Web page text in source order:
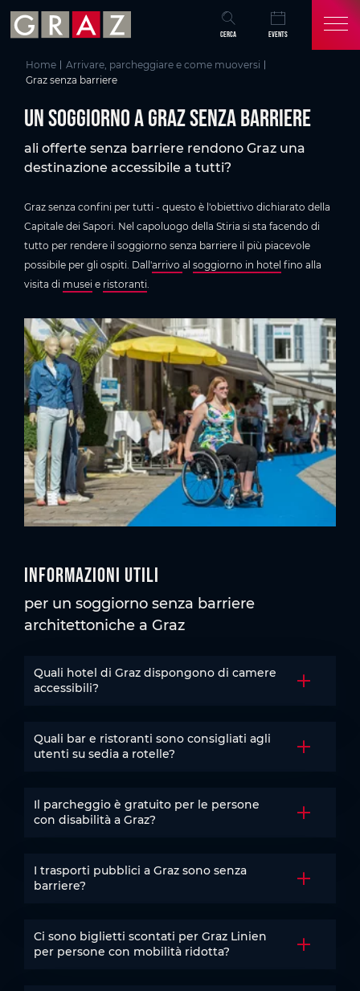
Vai al contenuto principale
Vai all'indice
Vai alla navigazione principale
CERCA EVENTS
Home
Arrivare, parcheggiare e come muoversi
Graz senza barriere
Un soggiorno a Graz senza barriere
ali offerte senza barriere rendono Graz una
destinazione accessibile a tutti?
Graz senza confini per tutti - questo è l'obiettivo dichiarato della
Capitale dei Sapori. Nel capoluogo della Stiria si sta facendo di
tutto per rendere il soggiorno senza barriere il più piacevole
possibile per gli ospiti. Dall'arrivo al soggiorno in hotel fino alla
visita di musei e ristoranti.
Informazioni utili
per un soggiorno senza barriere
architettoniche a Graz
Quali hotel di Graz dispongono di camere
accessibili?
Aprire la
Quali bar e ristoranti sono consigliati agli
utenti su sedia a rotelle?
Aprire la
Il parcheggio è gratuito per le persone
con disabilità a Graz?
Aprire la
I trasporti pubblici a Graz sono senza
barriere?
Aprire la
Ci sono biglietti scontati per Graz Linien
per persone con mobilità ridotta?
Aprire la